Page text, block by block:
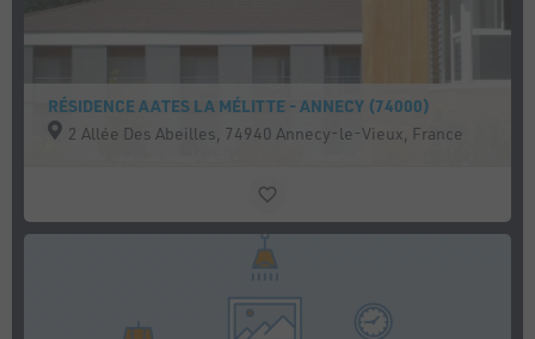
RÉSIDENCE AATES LA MÉLITTE - ANNECY (74000)
2 Allée Des Abeilles, 74940 Annecy-le-Vieux, France